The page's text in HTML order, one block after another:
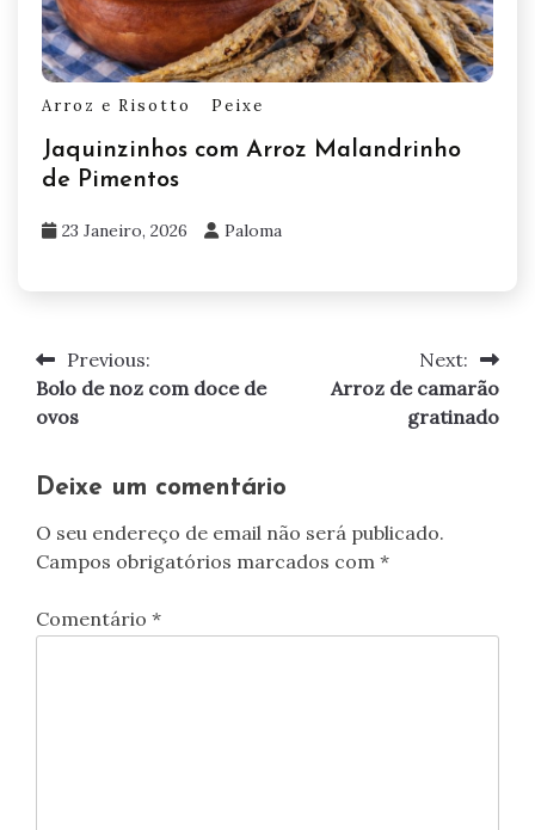
Arroz e Risotto Peixe
Jaquinzinhos com Arroz Malandrinho
de Pimentos
23 Janeiro, 2026 Paloma
Navegação
de
Previous:
Bolo de noz com doce de
ovos
Next:
Arroz de camarão
gratinado
Deixe um comentário
O seu endereço de email não será publicado.
Campos obrigatórios marcados com *
Comentário *